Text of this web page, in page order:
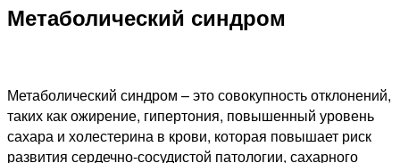
Метаболический синдром
Метаболический синдром – это совокупность отклонений,
таких как ожирение, гипертония, повышенный уровень
сахара и холестерина в крови, которая повышает риск
развития сердечно-сосудистой патологии, сахарного